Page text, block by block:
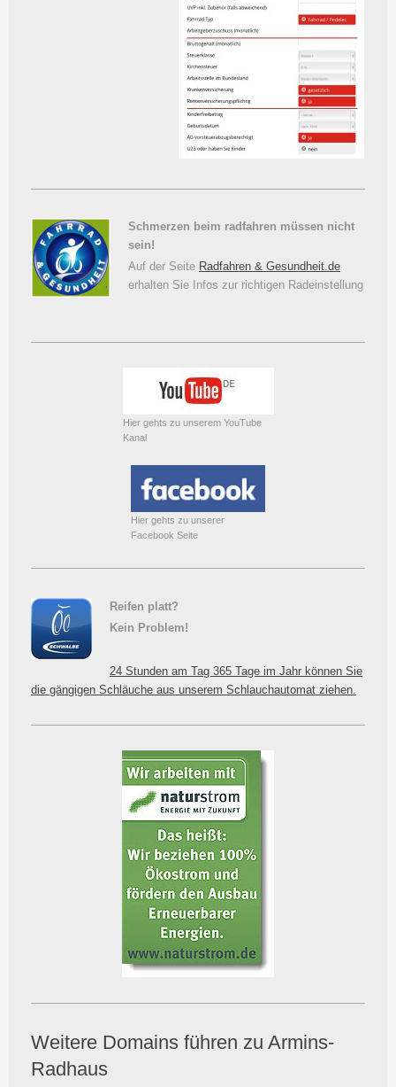
Schmerzen beim radfahren müssen nicht
sein!
Auf der Seite Radfahren & Gesundheit.de
erhalten Sie Infos zur richtigen Radeinstellung
Hier gehts zu unserem YouTube
Kanal
Hier gehts zu unserer
Facebook Seite
Reifen platt?
Kein Problem!
24 Stunden am Tag 365 Tage im Jahr können Sie
die gängigen Schläuche aus unserem Schlauchautomat ziehen.
Weitere Domains führen zu Armins-
Radhaus